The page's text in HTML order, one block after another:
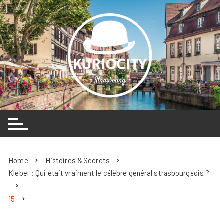
Skip
to
content
Home
Histoires & Secrets
Kléber : Qui était vraiment le célèbre général strasbourgeois ?
15